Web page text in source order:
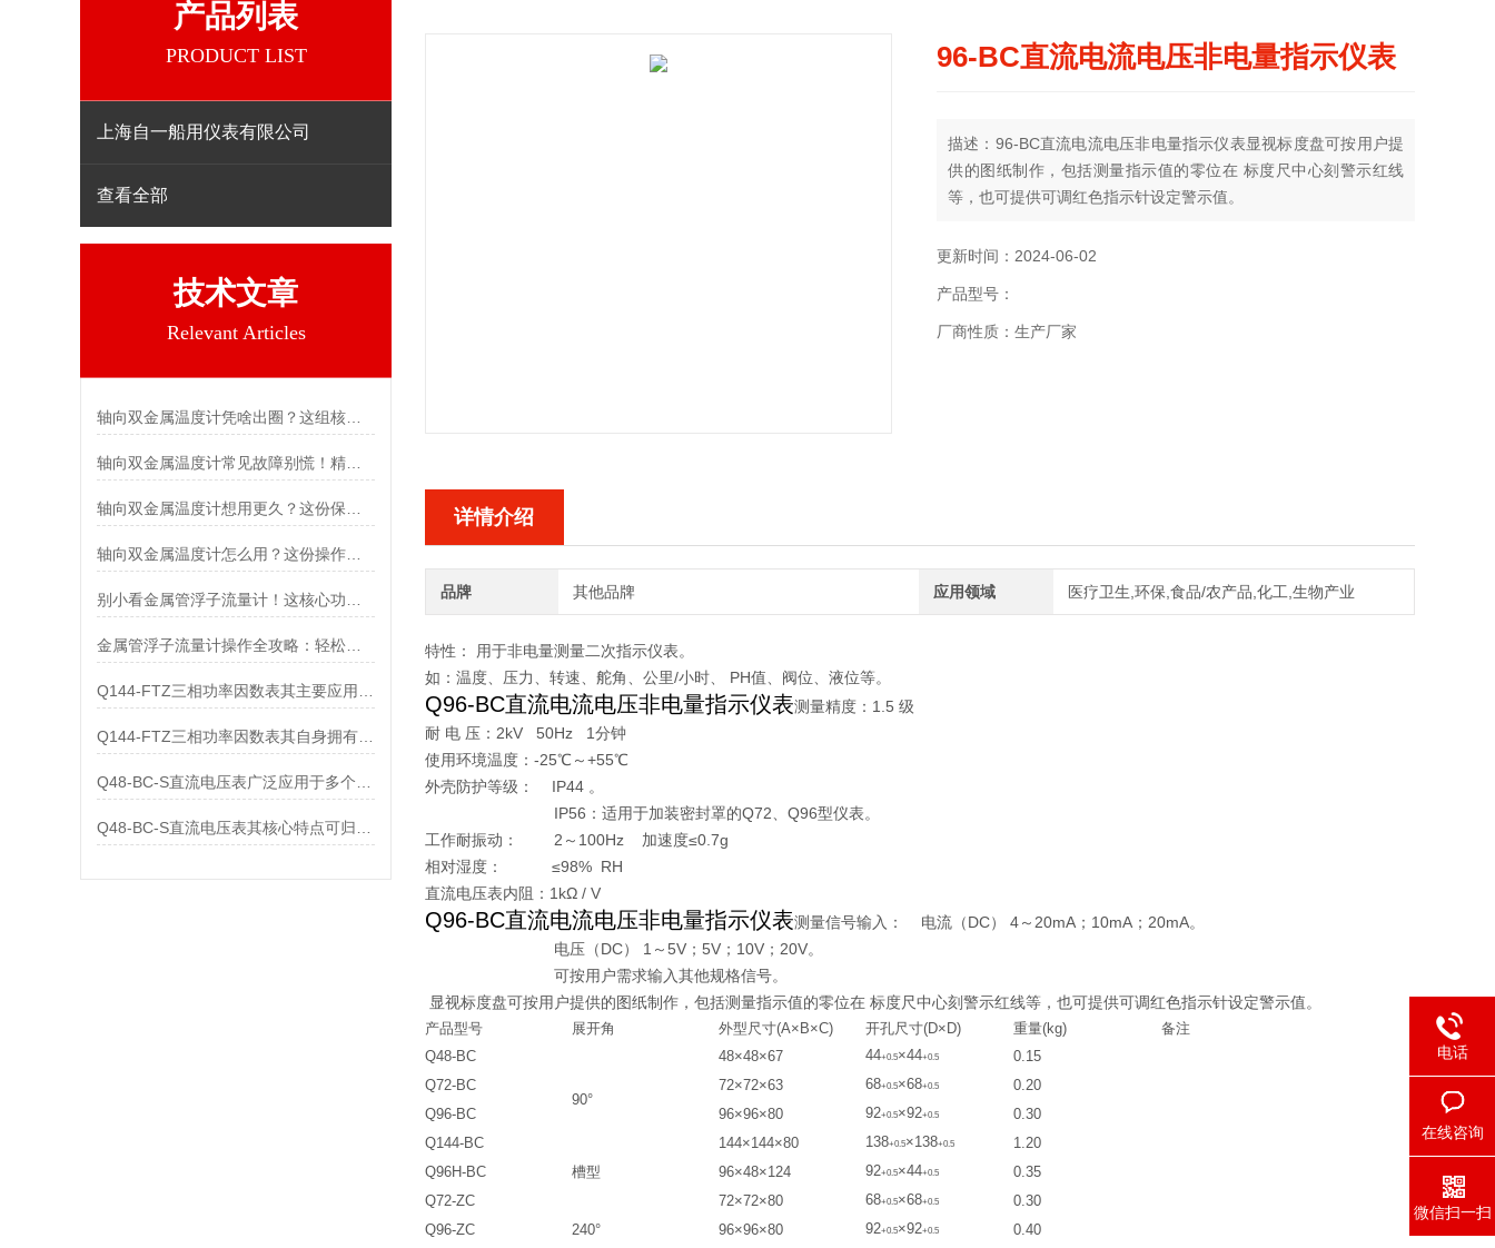
产品列表
PRODUCT LIST
上海自一船用仪表有限公司
查看全部
技术文章
Relevant Articles
轴向双金属温度计凭啥出圈？这组核心特点给出了答案
轴向双金属温度计常见故障别慌！精准定位，轻松搞定难题
轴向双金属温度计怎么用？这份操作指南，新手也能快速拿捏！
金属管浮子流量计操作全攻略：轻松拿捏，精准掌控每一步！
Q144-FTZ三相功率因数表其自身拥有怎样的功能呢？
96-BC直流电流电压非电量指示仪表
描述：96-BC直流电流电压非电量指示仪表显视标度盘可按用户提
供的图纸制作，包括测量指示值的零位在 标度尺中心刻警示红线
等，也可提供可调红色指示针设定警示值。
更新时间：2024-06-02
产品型号：
厂商性质：生产厂家
详情介绍
品牌 其他品牌 应用领域 医疗卫生,环保,食品/农产品,化工,生物产业
特性： 用于非电量测量二次指示仪表。
如：温度、压力、转速、舵角、公里/小时、 PH值、阀位、液位等。
Q96-BC直流电流电压非电量指示仪表测量精度：1.5 级
耐 电 压：2kV 50Hz 1分钟
使用环境温度：-25℃～+55℃
外壳防护等级： IP44 。
IP56：适用于加装密封罩的Q72、Q96型仪表。
工作耐振动： 2～100Hz 加速度≤0.7g
相对湿度： ≤98% RH
直流电压表内阻：1kΩ / V
Q96-BC直流电流电压非电量指示仪表测量信号输入： 电流（DC） 4～20mA；10mA；20mA。
电压（DC） 1～5V；5V；10V；20V。
可按用户需求输入其他规格信号。
显视标度盘可按用户提供的图纸制作，包括测量指示值的零位在 标度尺中心刻警示红线等，也可提供可调红色指示针设定警示值。
产品型号 展开角 外型尺寸(A×B×C) 开孔尺寸(D× D) 重量(kg)
备注
Q48-BC
90°
48×48×67 44+0.5×44+0.5
0.15
Q72-BC
72×72×63 68+0.5×68+0.5
0.20
Q96-BC
96×96×80 92+0.5×92+0.5
0.30
Q144-BC
144×144×80 138+0.5×138+0.5
1.20
Q96H-BC
槽型 96×48×124 92+0.5×44+0.5
0.35
Q72-ZC
240°
72×72×80 68+0.5×68+0.5
0.30
Q96-ZC
96×96×80 92+0.5×92+0.5
0.40
电话
在线咨询
微信扫一扫